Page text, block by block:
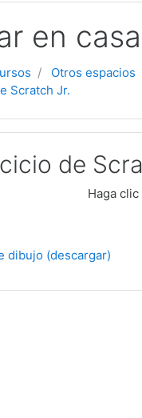
en casa
Otros espacios
Scratch Jr.
de
Haga clic
dibujo (descargar)